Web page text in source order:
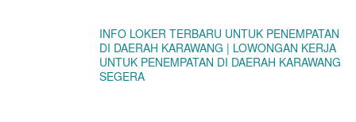
INFO LOKER TERBARU UNTUK PENEMPATAN
DI DAERAH KARAWANG | LOWONGAN KERJA
UNTUK PENEMPATAN DI DAERAH KARAWANG
SEGERA